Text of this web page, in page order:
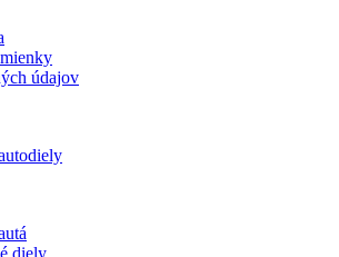
údajov
diely